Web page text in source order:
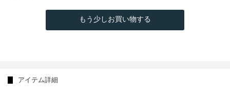
もう少しお買い物する
アイテム詳細